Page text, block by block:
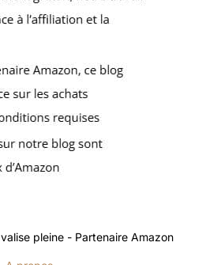
pleine - Partenaire Amazon